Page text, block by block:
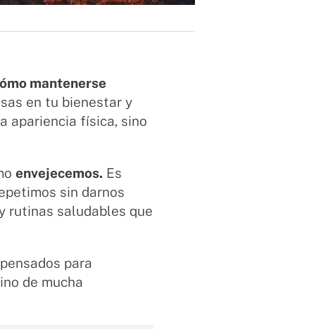
mantenerse
en tu bienestar y
apariencia física, sino
envejecemos. Es
sin darnos
rutinas saludables que
para
de mucha